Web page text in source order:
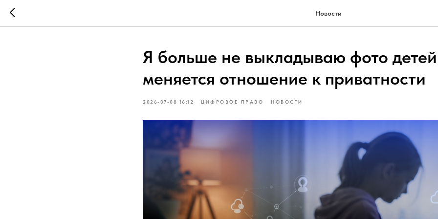
Новости
Я больше не выкладываю фото
меняется отношение к приватности
2026-07-08 16:12 ЦИФРОВОЕ ПРАВО НОВОСТИ